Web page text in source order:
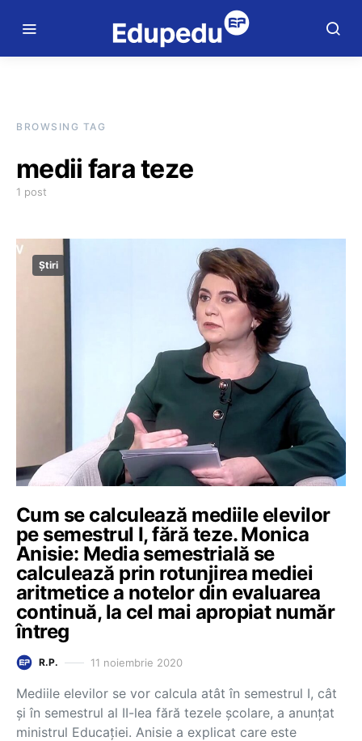
BROWSING TAG
medii fara teze
1 post
Știri
Cum se calculează mediile elevilor
pe semestrul I, fără teze. Monica
Anisie: Media semestrială se
calculează prin rotunjirea mediei
aritmetice a notelor din evaluarea
continuă, la cel mai apropiat număr
întreg
R.P. 11 noiembrie 2020
Mediile elevilor se vor calcula atât în semestrul I, cât
și în semestrul al II-lea fără tezele școlare, a anunțat
ministrul Educației. Anisie a explicat care este